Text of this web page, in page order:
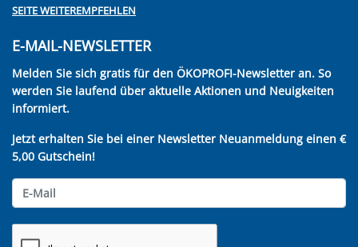
SEITE WEITEREMPFEHLEN
E-MAIL-NEWSLETTER
Melden Sie sich gratis für den ÖKOPROFI-Newsletter an. So
werden Sie laufend über aktuelle Aktionen und Neuigkeiten
informiert.
Jetzt erhalten Sie bei einer Newsletter Neuanmeldung einen €
5,00 Gutschein!